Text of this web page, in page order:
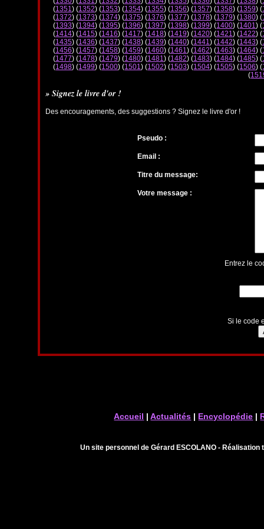
(1351) (1352) (1353) (1354) (1355) (1356) (1357) (1358) (1359) (
(1372) (1373) (1374) (1375) (1376) (1377) (1378) (1379) (1380) (
(1393) (1394) (1395) (1396) (1397) (1398) (1399) (1400) (1401) (
(1414) (1415) (1416) (1417) (1418) (1419) (1420) (1421) (1422) (
(1435) (1436) (1437) (1438) (1439) (1440) (1441) (1442) (1443) (
(1456) (1457) (1458) (1459) (1460) (1461) (1462) (1463) (1464) (
(1477) (1478) (1479) (1480) (1481) (1482) (1483) (1484) (1485) (
(1498) (1499) (1500) (1501) (1502) (1503) (1504) (1505) (1506) (
(
» Signez le livre d'or !
Des encouragements, des suggestions ? Signez le livre d'or !
Pseudo :
Email :
Titre du message:
Votre message :
Entrez le
Si le code
Accueil |Actualités | Encyclopédie |
Un site personnel de Gérard ESCOLANO -